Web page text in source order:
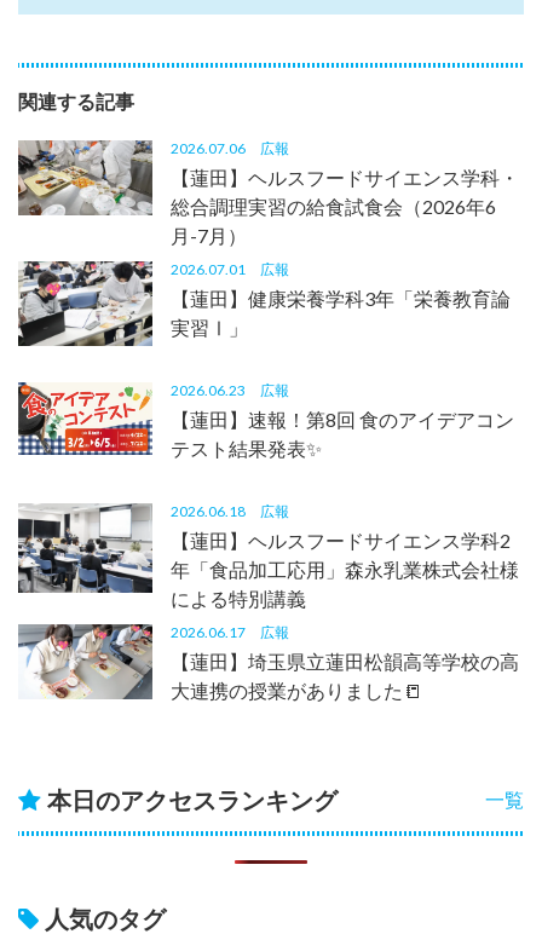
関連する記事
2026.07.06 広報
【蓮田】ヘルスフードサイエンス学科・
総合調理実習の給食試食会（2026年6
月-7月）
2026.07.01 広報
【蓮田】健康栄養学科3年「栄養教育論
実習Ⅰ」
2026.06.23 広報
【蓮田】速報！第8回 食のアイデアコン
テスト結果発表✨
2026.06.18 広報
【蓮田】ヘルスフードサイエンス学科2
年「食品加工応用」森永乳業株式会社様
による特別講義
2026.06.17 広報
【蓮田】埼玉県立蓮田松韻高等学校の高
大連携の授業がありました📒
一覧
本日のアクセスランキング
人気のタグ